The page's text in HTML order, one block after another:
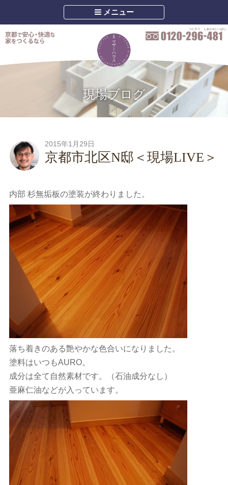
メニュー
現場ブログ
2015年1月29日
京都市北区N邸＜現場LIVE＞
内部 杉無垢板の塗装が終わりました。
落ち着きのある艶やかな色合いになりました。
塗料はいつもAURO。
成分は全て自然素材です。（石油成分なし）
亜麻仁油などが入っています。